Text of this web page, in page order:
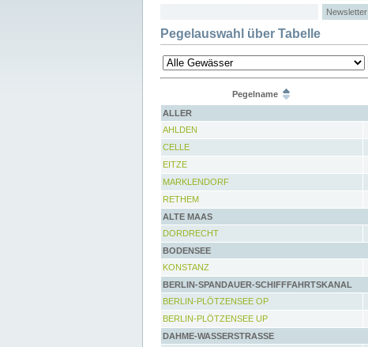
Newsletter
Pegelauswahl über Tabelle
Pegelname
ALLER
AHLDEN
CELLE
EITZE
MARKLENDORF
RETHEM
ALTE MAAS
DORDRECHT
BODENSEE
KONSTANZ
BERLIN-SPANDAUER-SCHIFFFAHRTSKANAL
BERLIN-PLÖTZENSEE OP
BERLIN-PLÖTZENSEE UP
DAHME-WASSERSTRASSE